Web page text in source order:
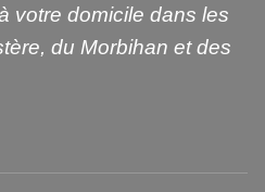
votre domicile dans les
du Morbihan et des